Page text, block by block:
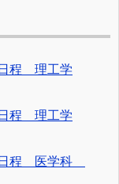
程 理工学
程 理工学
程 医学科